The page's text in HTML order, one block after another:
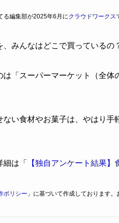
る編集部が2025年6月にクラウドワークス
、みんなはどこで買っている
「スーパーマーケット（全体
ない食材やお菓子は、やはり
は「 【独自アンケート結果
ポリシー 」に基づいて作成しております。